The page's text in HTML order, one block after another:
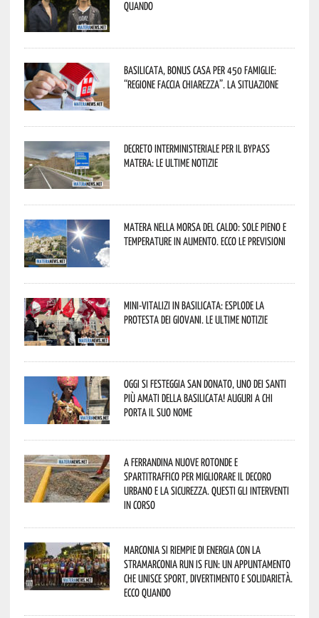
quando
Basilicata, Bonus casa per 450 famiglie:
“Regione faccia chiarezza”. La situazione
Decreto interministeriale per il Bypass
Matera: le ultime notizie
Matera nella morsa del caldo: sole pieno e
temperature in aumento. Ecco le previsioni
Mini-vitalizi in Basilicata: esplode la
protesta dei giovani. Le ultime notizie
Oggi si festeggia San Donato, uno dei Santi
più amati della Basilicata! Auguri a chi
porta il suo nome
A Ferrandina nuove rotonde e
spartitraffico per migliorare il decoro
urbano e la sicurezza. Questi gli interventi
in corso
Marconia si riempie di energia con la
StraMarconia Run is Fun: un appuntamento
che unisce sport, divertimento e solidarietà.
Ecco quando